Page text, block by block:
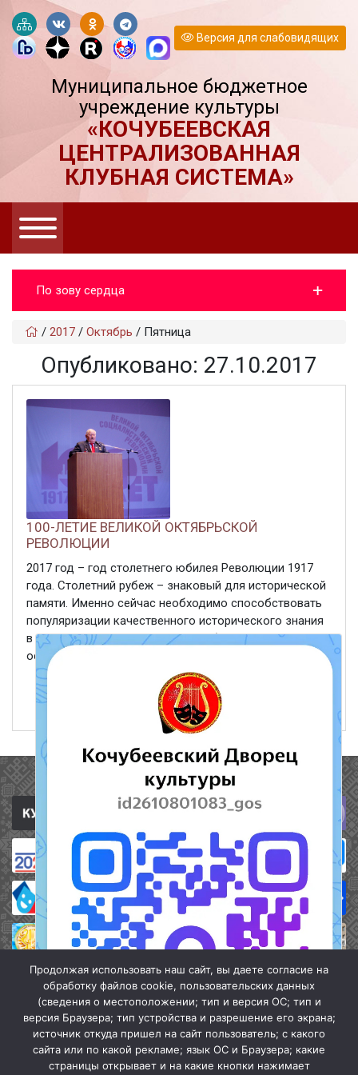
Версия для слабовидящих
Муниципальное бюджетное
учреждение культуры
«КОЧУБЕЕВСКАЯ
ЦЕНТРАЛИЗОВАННАЯ
КЛУБНАЯ СИСТЕМА»
По зову сердца
/ 2017 / Октябрь / Пятница
Опубликовано: 27.10.2017
100-ЛЕТИЕ ВЕЛИКОЙ ОКТЯБРЬСКОЙ
РЕВОЛЮЦИИ
2017 год – год столетнего юбилея Революции 1917
года. Столетний рубеж – знаковый для исторической
памяти. Именно сейчас необходимо способствовать
популяризации качественного исторического знания
в среде детей и молодежи. Кочубеевский район не
остался в стороне от этого события: во многих ...
27 октября 2017
Полезные ссылки
Продолжая использовать наш сайт, вы даете согласие на
обработку файлов cookie, пользовательских данных
(сведения о местоположении; тип и версия ОС; тип и
версия Браузера; тип устройства и разрешение его экрана;
источник откуда пришел на сайт пользователь; с какого
сайта или по какой рекламе; язык ОС и Браузера; какие
страницы открывает и на какие кнопки нажимает